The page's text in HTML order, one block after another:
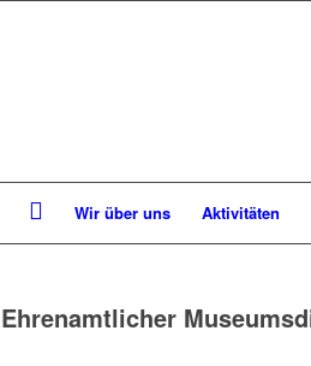
Wir über uns Aktivitäten
Ehrenamtlicher